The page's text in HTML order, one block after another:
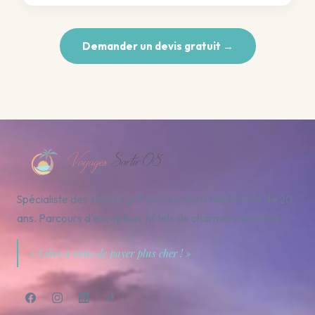
Demander un devis gratuit →
Spécialiste des séjours golf tout compris depuis plus de 20
ans. Parcours d'exception, hôtels de charme, vols inclus.
« Libre à vous de payer plus cher ! »